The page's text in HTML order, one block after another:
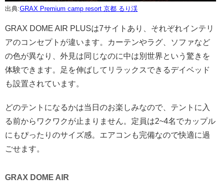
出典:GRAX Premium camp resort 京都 るり渓
GRAX DOME AIR PLUSは7サイトあり、それぞれインテリ
アのコンセプトが違います。カーテンやラグ、ソファなど
の色が異なり、外見は同じなのに中は別世界という驚きを
体験できます。足を伸ばしてリラックスできるデイベッド
も設置されています。
どのテントになるかは当日のお楽しみなので、テントに入
る前からワクワクが止まりません。定員は2~4名でカップル
にもぴったりのサイズ感。エアコンも完備なので快適に過
ごせます。
GRAX DOME AIR